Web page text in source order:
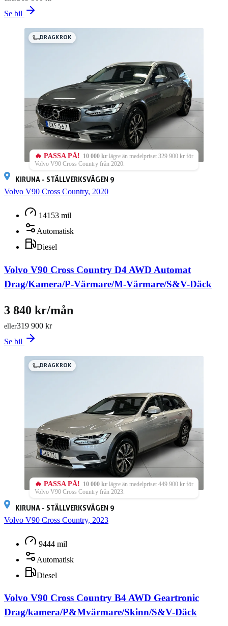
Se bil
DRAGKROK
🔥 PASSA PÅ! 10 000 kr lägre än medelpriset 329 900 kr för
Volvo V90 Cross Country från 2020.
KIRUNA - STÄLLVERKSVÄGEN 9
Volvo V90 Cross Country, 2020
14153 mil
Automatisk
Diesel
Volvo V90 Cross Country D4 AWD Automat
Drag/Kamera/P-Värmare/M-Värmare/S&V-Däck
319 900 kr
eller
3 840 kr/mån
Se bil
DRAGKROK
🔥 PASSA PÅ! 10 000 kr lägre än medelpriset 449 900 kr för
Volvo V90 Cross Country från 2023.
KIRUNA - STÄLLVERKSVÄGEN 9
Volvo V90 Cross Country, 2023
9444 mil
Automatisk
Diesel
Volvo V90 Cross Country B4 AWD Geartronic
Drag/kamera/P&Mvärmare/Skinn/S&V-Däck